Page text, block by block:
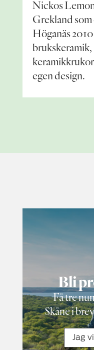
Nickos
Grekland
Höganäs
egen design.
Bli
Få tre
Skåne i
Jag